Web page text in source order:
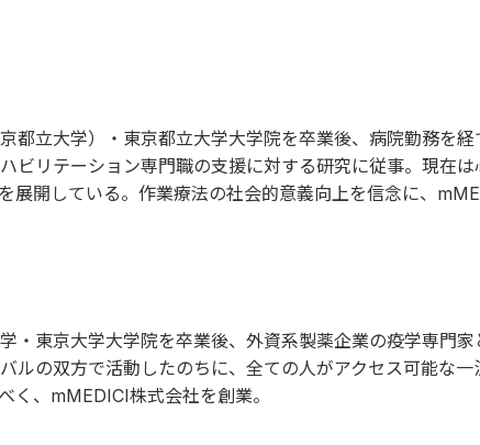
都立大学）・東京都立大学大学院を卒業後、病院勤務を
ビリテーション専門職の支援に対する研究に従事。現在
展開している。作業療法の社会的意義向上を信念に、
・東京大学大学院を卒業後、外資系製薬企業の疫学専門
ルの双方で活動したのちに、全ての人がアクセス可能な
く、mMEDICI株式会社を創業。